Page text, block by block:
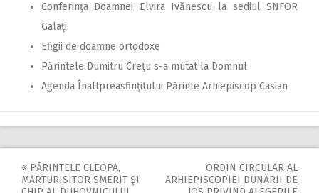
Conferinţa Doamnei Elvira Ivănescu la sediul SNFOR
Galaţi
Efigii de doamne ortodoxe
Părintele Dumitru Creţu s-a mutat la Domnul
Agenda Înaltpreasfinţitului Părinte Arhiepiscop Casian
Post
PĂRINTELE CLEOPA,
MĂRTURISITOR SMERIT ŞI
ORDIN CIRCULAR AL
ARHIEPISCOPIEI DUNĂRII DE